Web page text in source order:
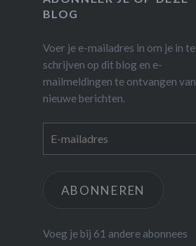
BLOG
Voer je e-mailadres in om je in te
schrijven op dit blog en e-
mailmeldingen te ontvangen van
nieuwe berichten.
ABONNEREN
Voeg je bij 61 andere abonnees